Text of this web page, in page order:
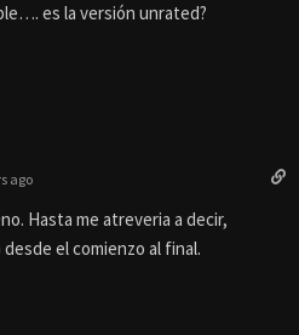
es la versión unrated?
ago
Hasta me atreveria a decir,
el comienzo al final.